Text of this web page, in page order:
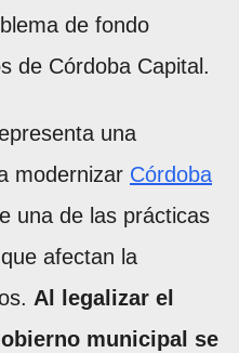
de fondo
de Córdoba Capital.
una
modernizar Córdoba
una de las prácticas
afectan la
Al legalizar el
municipal se